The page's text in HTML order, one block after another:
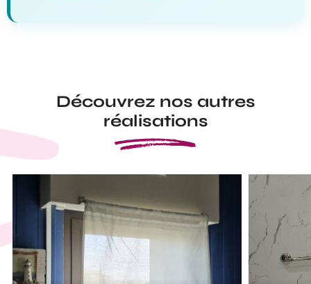
Découvrez nos autres
réalisations